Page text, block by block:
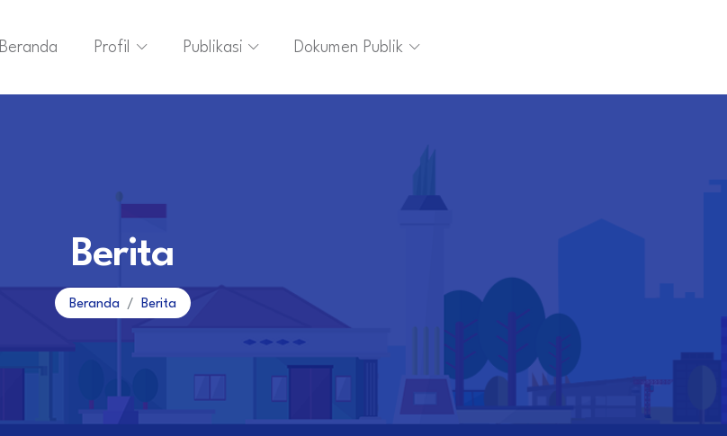
Beranda Profil Publikasi Dokumen Publik
Berita
Beranda Berita